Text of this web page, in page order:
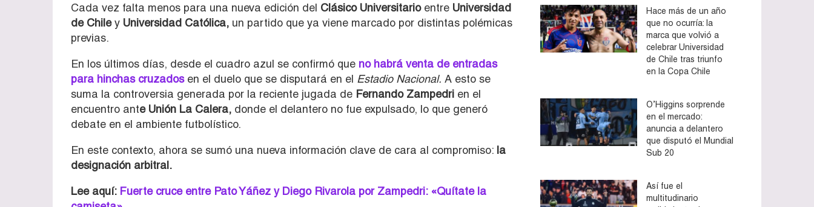
Cada vez falta menos para una nueva edición del Clásico Universitarioentre Universidad
de Chiley Universidad Católica, un partido que ya viene marcado por distintas polémicas
previas.
En los últimos días, desde el cuadro azul se confirmó que no habrá venta de entradas
para hinchas cruzadosen el duelo que se disputará en el Estadio Nacional. A esto se
suma la controversia generada por la reciente jugada de Fernando Zampedri en el
encuentro ante Unión La Calera, donde el delantero no fue expulsado, lo que generó
debate en el ambiente futbolístico.
En este contexto, ahora se sumó una nueva información clave de cara al compromiso: la
designación arbitral.
Lee aquí:Fuerte cruce entre Pato Yáñez y Diego Rivarola por Zampedri: «Quítate la
Hace más de un año
que no ocurría: la
marca que volvió a
celebrar Universidad
de Chile tras triunfo
en la Copa Chile
O’Higgins sorprende
en el mercado:
anuncia a delantero
que disputó el Mundial
Sub 20
Así fue el
multitudinario